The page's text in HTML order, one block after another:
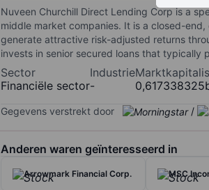
Nuveen Churchill Direct Lending Corp is a
middle market companies. It is a closed-
generate attractive risk-adjusted returns
invests in senior secured loans that
Sector
Financiële sector
Industrie
-
Gegevens verstrekt door /
Anderen waren geïnteresseerd in
Arrowmark Financial Corp. MSC